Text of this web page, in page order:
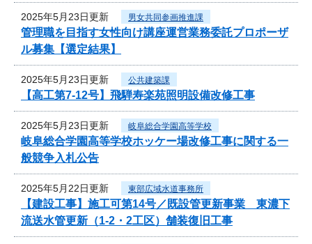
2025年5月23日更新 男女共同参画推進課
管理職を目指す女性向け講座運営業務委託プロポーザ
ル募集【選定結果】
2025年5月23日更新 公共建築課
【高工第7-12号】飛騨寿楽苑照明設備改修工事
2025年5月23日更新 岐阜総合学園高等学校
岐阜総合学園高等学校ホッケー場改修工事に関する一
般競争入札公告
2025年5月22日更新 東部広域水道事務所
【建設工事】施工可第14号／既設管更新事業 東濃下
流送水管更新（1-2・2工区）舗装復旧工事